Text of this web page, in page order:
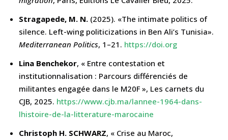
Stragapede, M. N. (2025). «The intimate politics of
silence. Left-wing politicizations in Ben Ali’s Tunisia».
Mediterranean Politics, 1–21. https://doi.org
Lina Benchekor, « Entre contestation et
institutionnalisation : Parcours différenciés de
militantes engagée dans le M20F », Les carnets du
CJB, 2025. https://www.cjb.ma/lannee-1964-dans-
lhistoire-de-la-litterature-marocaine
Christoph H. SCHWARZ, « Crise au Maroc,